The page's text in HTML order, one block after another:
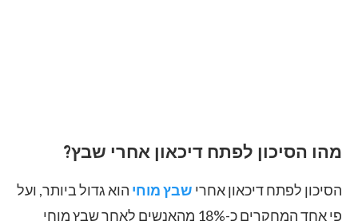
מהו הסיכון לפתח דיכאון אחרי שבץ?
הסיכון לפתח דיכאון אחרי שבץ מוחי הוא גדול ביותר, ועל
פי אחד המחקרים כ-18% מהאנשים לאחר שבץ מוחי